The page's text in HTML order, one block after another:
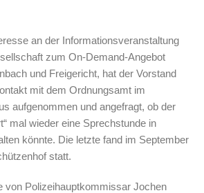
an der Informationsveranstaltung
zum On-Demand-Angebot
und Freigericht, hat der Vorstand
mit dem Ordnungsamt im
aufgenommen und angefragt, ob der
mal wieder eine Sprechstunde in
könnte. Die letzte fand im September
statt.
von Polizeihauptkommissar Jochen